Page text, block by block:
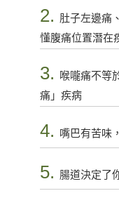
2. 肚子左邊痛
懂腹痛位置潛在
3.
喉嚨痛不等
痛」疾病
4. 嘴巴有苦味
5. 腸道決定了